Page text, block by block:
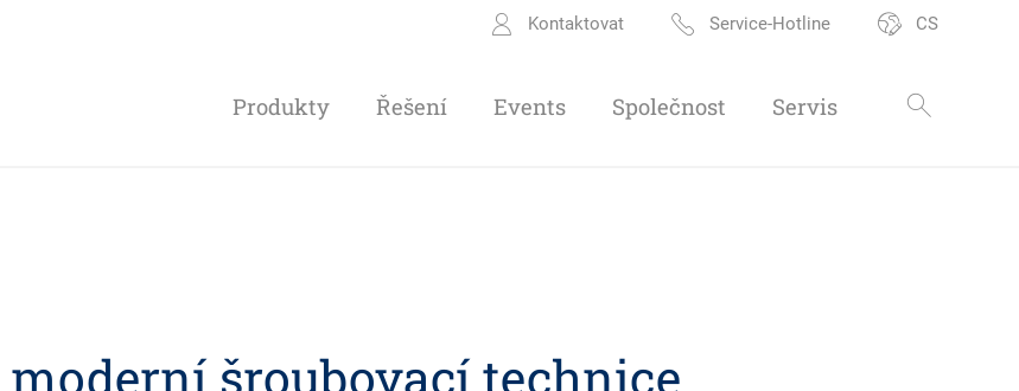
Kontaktovat Service-Hotline CS
Produkty Řešení Events Společnost Servis
moderní šroubovací technice